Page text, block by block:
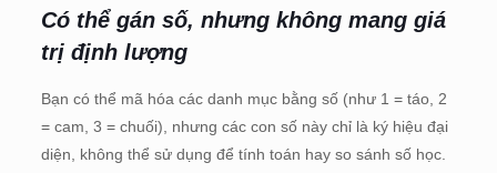
Có thể gán số, nhưng không mang giá
trị định lượng
Bạn có thể mã hóa các danh mục bằng số (như 1 = táo, 2
= cam, 3 = chuối), nhưng các con số này chỉ là ký hiệu đại
diện, không thể sử dụng để tính toán hay so sánh số học.